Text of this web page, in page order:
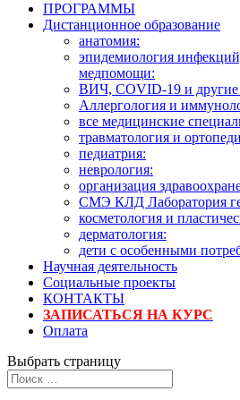
ПРОГРАММЫ
Дистанционное образование
анатомия:
эпидемиология
медпомощи:
ВИЧ, COVID-19 и
Аллергология и
все медицинские
травматология и
педиатрия:
неврология:
организация
СМЭ КЛД Лаборатория
косметология и
дерматология:
дети с особенными
Научная деятельность
Социальные проекты
КОНТАКТЫ
ЗАПИСАТЬСЯ НА КУРС
Оплата
Выбрать страницу